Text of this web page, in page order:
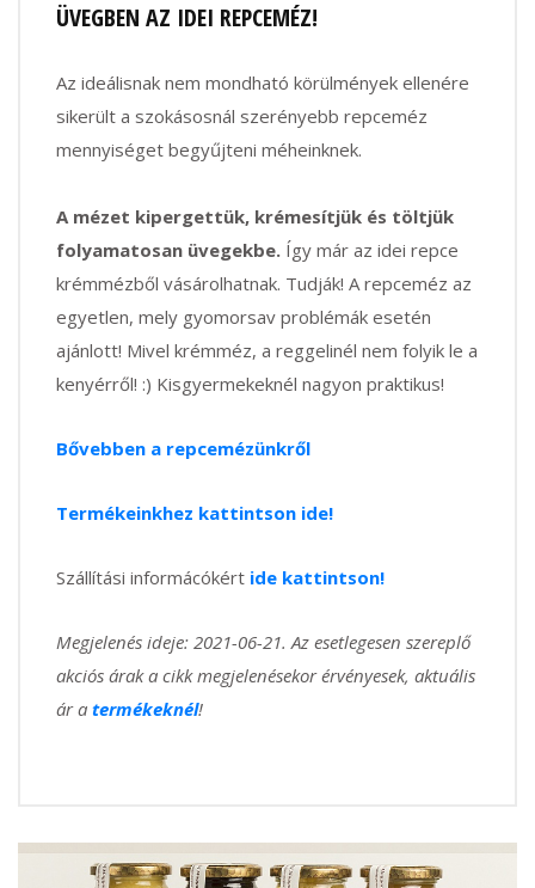
ÜVEGBEN AZ IDEI REPCEMÉZ!
Az ideálisnak nem mondható körülmények ellenére
sikerült a szokásosnál szerényebb repceméz
mennyiséget begyűjteni méheinknek.
A mézet kipergettük, krémesítjük és töltjük
folyamatosan üvegekbe. Így már az idei repce
krémmézből vásárolhatnak. Tudják! A repceméz az
egyetlen, mely gyomorsav problémák esetén
ajánlott! Mivel krémméz, a reggelinél nem folyik le a
kenyérről! :) Kisgyermekeknél nagyon praktikus!
Bővebben a repcemézünkről
Termékeinkhez kattintson ide!
Szállítási informácókért ide kattintson!
Megjelenés ideje: 2021-06-21. Az esetlegesen szereplő
akciós árak a cikk megjelenésekor érvényesek, aktuális
ár a termékeknél!